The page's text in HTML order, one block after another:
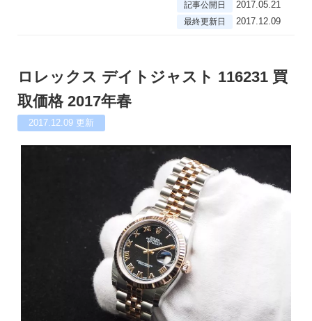
記事公開日 2017.05.21
最終更新日 2017.12.09
ロレックス デイトジャスト 116231 買
取価格 2017年春
2017.12.09 更新